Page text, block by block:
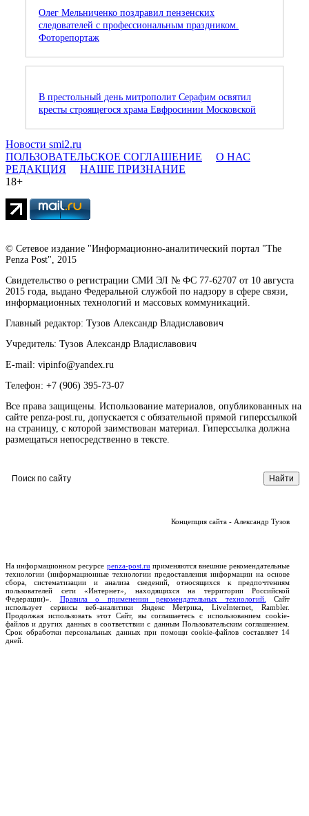
Олег Мельниченко поздравил пензенских
следователей с профессиональным праздником.
Фоторепортаж
В престольный день митрополит Серафим освятил
кресты строящегося храма Евфросинии Московской
Новости smi2.ru
ПОЛЬЗОВАТЕЛЬСКОЕ СОГЛАШЕНИЕ
О НАС
РЕДАКЦИЯ
НАШЕ ПРИЗНАНИЕ
18+
© Сетевое издание "Информационно-аналитический портал "The
Penza Post", 2015
Свидетельство о регистрации СМИ ЭЛ № ФС 77-62707 от 10 августа
2015 года, выдано Федеральной службой по надзору в сфере связи,
информационных технологий и массовых коммуникаций.
Главный редактор: Тузов Александр Владиславович
Учредитель: Тузов Александр Владиславович
E-mail: vipinfo@yandex.ru
Телефон: +7 (906) 395-73-07
Все права защищены. Использование материалов, опубликованных на
сайте penza-post.ru, допускается с обязательной прямой гиперссылкой
на страницу, с которой заимствован материал. Гиперссылка должна
размещаться непосредственно в тексте.
Концепция сайта - Александр Тузов
На информационном ресурсе penza-post.ru применяются внешние рекомендательные
технологии (информационные технологии предоставления информации на основе
сбора, систематизации и анализа сведений, относящихся к предпочтениям
пользователей сети «Интернет», находящихся на территории Российской
Федерации)». Правила о применении рекомендательных технологий.
Сайт
использует сервисы веб-аналитики Яндекс Метрика, LiveInternet, Rambler.
Продолжая использовать этот Сайт, вы соглашаетесь с использованием cookie-
файлов и других данных в соответствии с данным Пользовательским соглашением.
Срок обработки персональных данных при помощи cookie-файлов составляет 14
дней.